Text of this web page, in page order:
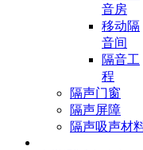
音房
移动隔
音间
隔音工
程
隔声门窗
隔声屏障
隔声吸声材